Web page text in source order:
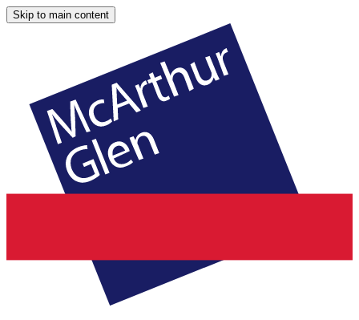
Skip to main content